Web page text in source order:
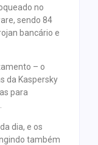
no
sendo 84
bancário e
– o
da Kaspersky
para
dia, e os
também